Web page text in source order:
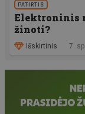
PATIRTIS
Elektroninis
žinoti?
Išskirtinis 7.